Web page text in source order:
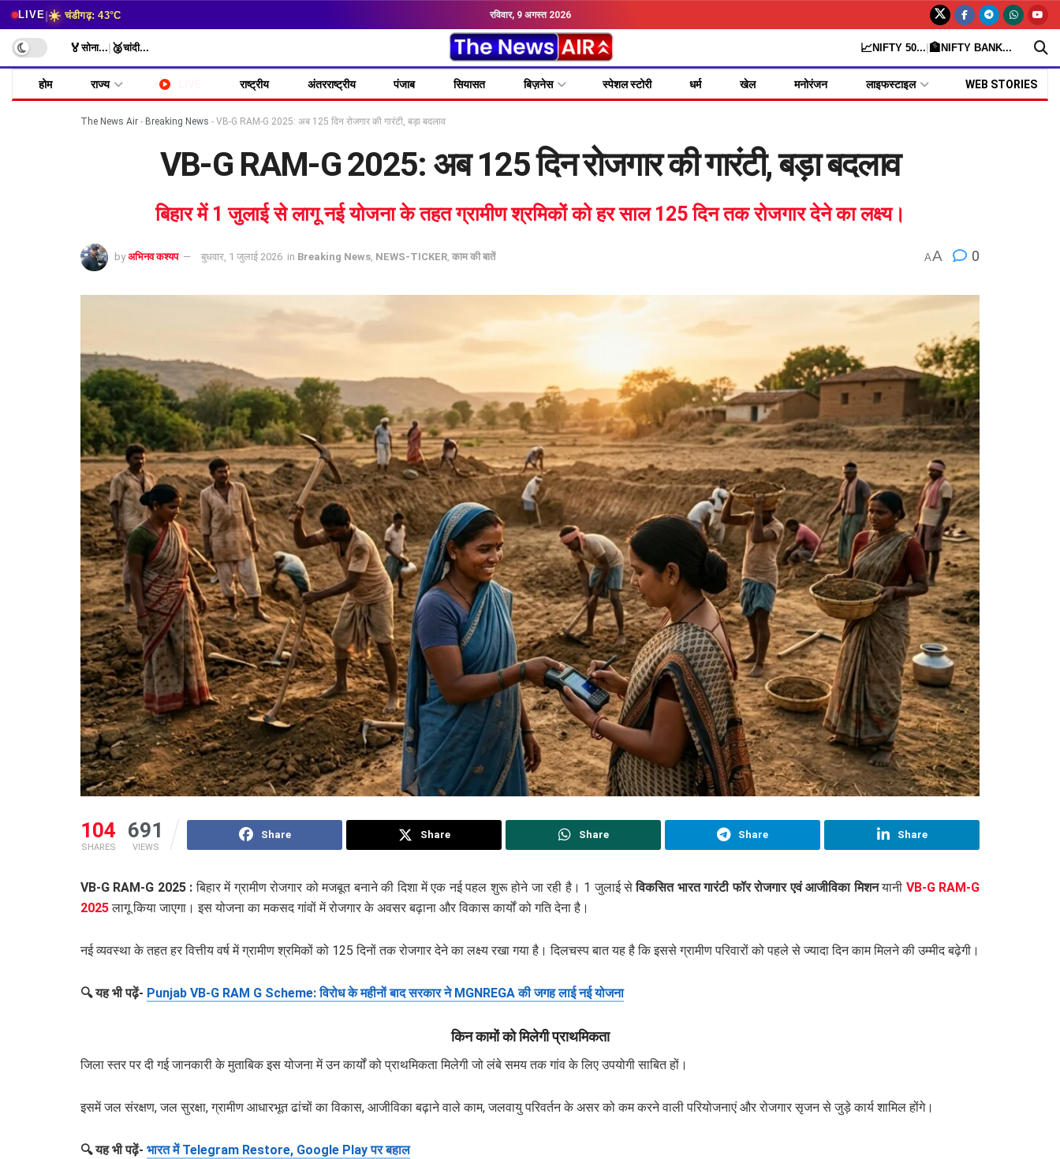
LIVE|☀️ चंडीगढ़: 43°C रविवार, 9 अगस्त 2026
🏅सोना... 🥈चांदी... 📈NIFTY 50... 🏦NIFTY BANK...
होम राज्य राष्ट्रीय अंतरराष्ट्रीय पंजाब सियासत बिज़नेस स्पेशल स्टोरी धर्म खेल मनोरंजन लाइफस्टाइल WEB STORIES
The News Air - Breaking News - VB-G RAM-G 2025: अब 125 दिन रोजगार की गारंटी, बड़ा बदलाव
VB-G RAM-G 2025: अब 125 दिन रोजगार की गारंटी, बड़ा बदलाव
बिहार में 1 जुलाई से लागू नई योजना के तहत ग्रामीण श्रमिकों को हर साल 125 दिन तक रोजगार देने का लक्ष्य।
by अभिनव कश्यप बुधवार, 1 जुलाई 2026 in Breaking News NEWS-TICKER काम की बातें AA 0
104
SHARES
691
VIEWS
Share Share Share Share Share
VB-G RAM-G 2025 :बिहार में ग्रामीण रोजगार को मजबूत बनाने की दिशा में एक नई पहल शुरू होने जा रही है। 1 जुलाई सेविकसित भारत गारंटी फॉर रोजगार एवं आजीविका मिशनयानी VB-G RAM-G
2025लागू किया जाएगा। इस योजना का मकसद गांवों में रोजगार के अवसर बढ़ाना और विकास कार्यों को गति देना है।
नई व्यवस्था के तहत हर वित्तीय वर्ष में ग्रामीण श्रमिकों को 125 दिनों तक रोजगार देने का लक्ष्य रखा गया है। दिलचस्प बात यह है कि इससे ग्रामीण परिवारों को पहले से ज्यादा दिन काम मिलने की उम्मीद बढ़ेगी।
🔍 यह भी पढ़ें- Punjab VB-G RAM G Scheme: विरोध के महीनों बाद सरकार ने MGNREGA की जगह लाई नई योजना
किन कामों को मिलेगी प्राथमिकता
जिला स्तर पर दी गई जानकारी के मुताबिक इस योजना में उन कार्यों को प्राथमिकता मिलेगी जो लंबे समय तक गांव के लिए उपयोगी साबित हों।
इसमें जल संरक्षण, जल सुरक्षा, ग्रामीण आधारभूत ढांचों का विकास, आजीविका बढ़ाने वाले काम, जलवायु परिवर्तन के असर को कम करने वाली परियोजनाएं और रोजगार सृजन से जुड़े कार्य शामिल होंगे।
🔍 यह भी पढ़ें- भारत में Telegram Restore, Google Play पर बहाल